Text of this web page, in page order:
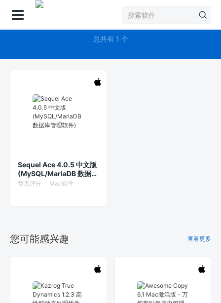
Sequel Ace
总共有 1 个
Sequel Ace 4.0.5 中文版
(MySQL/MariaDB 数据库
管理软件)
暂无评分 Mac软件
您可能感兴趣 查看更多